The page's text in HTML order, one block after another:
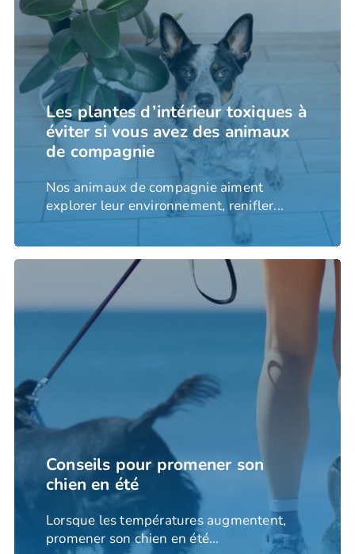
Les plantes d’intérieur toxiques à
éviter si vous avez des animaux
de compagnie
Nos animaux de compagnie aiment
explorer leur environnement, renifler...
Conseils pour promener son
chien en été
Lorsque les températures augmentent,
promener son chien en été...